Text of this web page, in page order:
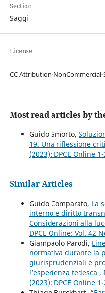
Section
Saggi
License
CC Attribution-NonCommercial-
Most read articles by
Guido Smorto,
19. Una riflessione
(2023): DPCE Online
Similar Articles
Guido Comparato, La
interno e diritto
Considerazioni alla
DPCE Online: Vol. 42
Giampaolo Parodi,
normativa durante la
giurisprudenziali e
l’esperienza tedesca ,
(2023): DPCE Online